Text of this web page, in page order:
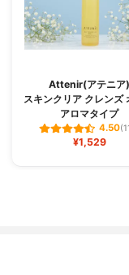
Attenir(アテニア)
スキンクリア クレンズ
アロマタイプ
4.50
¥1,529